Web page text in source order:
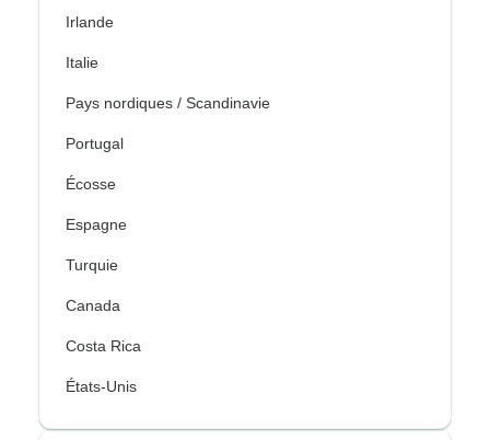
Irlande
Italie
Pays nordiques / Scandinavie
Portugal
Écosse
Espagne
Turquie
Canada
Costa Rica
États-Unis